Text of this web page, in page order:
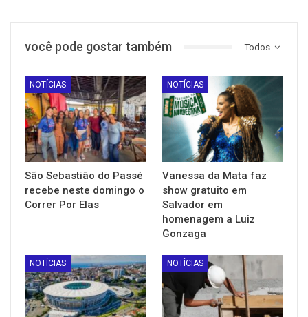
Todos
você pode gostar também
NOTÍCIAS
São Sebastião do Passé
recebe neste domingo o
Correr Por Elas
NOTÍCIAS
Vanessa da Mata faz
show gratuito em
Salvador em
homenagem a Luiz
Gonzaga
NOTÍCIAS NOTÍCIAS